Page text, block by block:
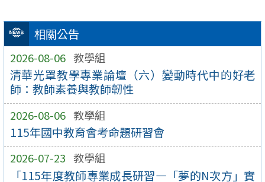
相關公告
2026-08-06 教學組
清華光罩教學專業論壇（六）變動時代中的好老
師：教師素養與教師韌性
2026-08-06 教學組
115年國中教育會考命題研習會
2026-07-23 教學組
「115年度教師專業成長研習—「夢的N次方」實